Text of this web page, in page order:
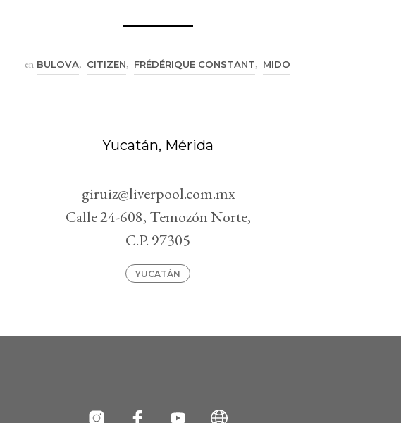
en BULOVA, CITIZEN, FRÉDÉRIQUE CONSTANT, MIDO
Yucatán, Mérida
giruiz@liverpool.com.mx
Calle 24-608, Temozón Norte,
C.P. 97305
YUCATÁN